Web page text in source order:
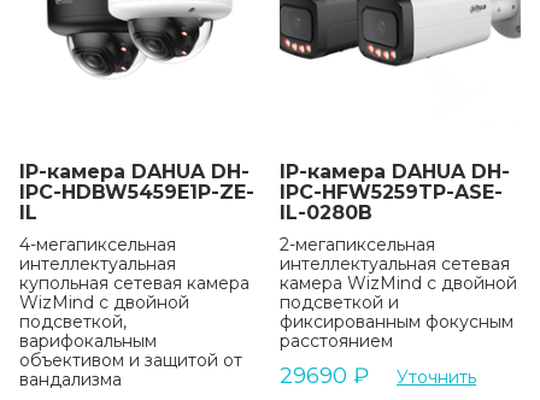
IP-камера DAHUA DH-
IPC-HDBW5459E1P-ZE-
IL
4-мегапиксельная
интеллектуальная
купольная сетевая камера
WizMind с двойной
подсветкой,
варифокальным
объективом и защитой от
вандализма
IP-камера DAHUA DH-
IPC-HFW5259TP-ASE-
IL-0280B
2-мегапиксельная
интеллектуальная сетевая
камера WizMind с двойной
подсветкой и
фиксированным фокусным
расстоянием
29690 ₽ Уточнить